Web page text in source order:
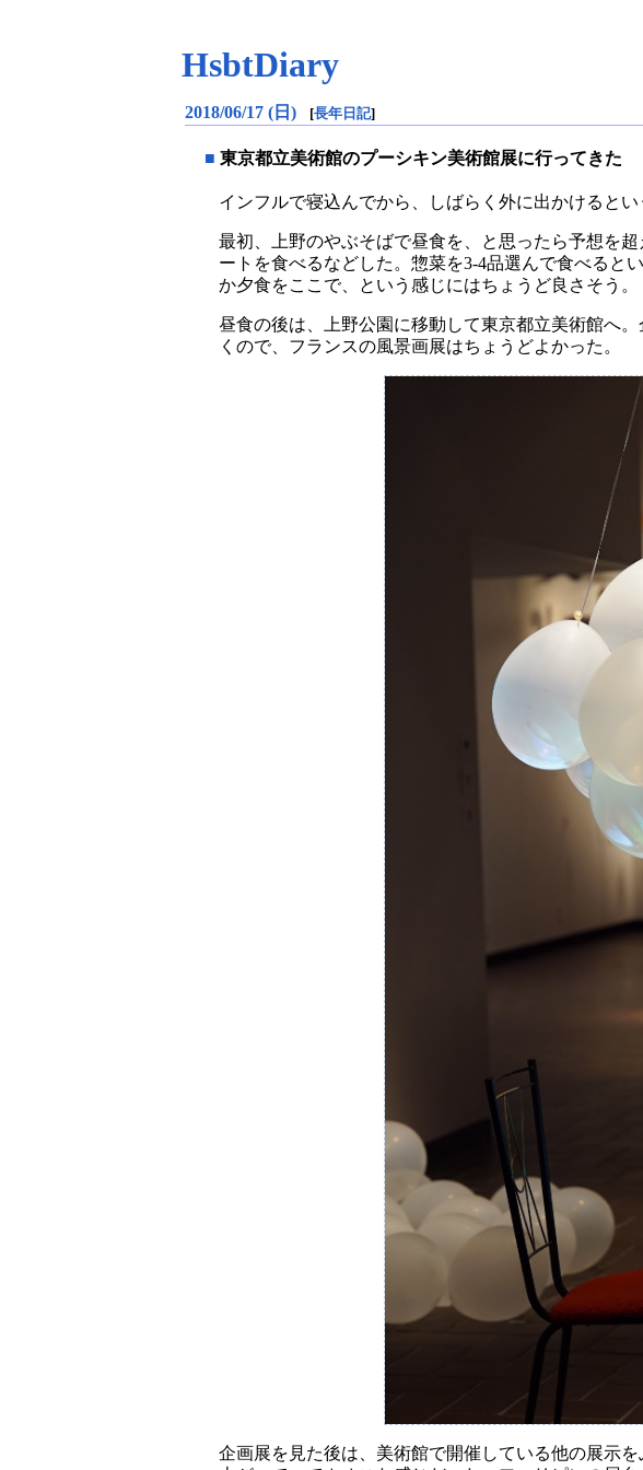
HsbtDiary
2018/06/17 (日) [長年日記]
■ 東京都立美術館のプーシキン美術館展に行ってきた
インフルで寝込んでから、しばらく外に出かけると
最初、上野のやぶそばで昼食を、と思ったら予想を
ートを食べるなどした。惣菜を3-4品選んで食べると
か夕食をここで、という感じにはちょうど良さそう。
昼食の後は、上野公園に移動して東京都立美術館へ
くので、フランスの風景画展はちょうどよかった。
企画展を見た後は、美術館で開催している他の展示